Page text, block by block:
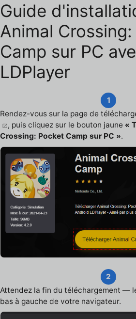
Guide
Animal
Camp sur PC
LDPlayer
1
Rendez-vous sur la page de
, puis cliquez sur le bouton jaune «
Crossing: Pocket Camp sur PC ».
2
Attendez la fin du téléchargement —
bas à gauche de votre navigateur.